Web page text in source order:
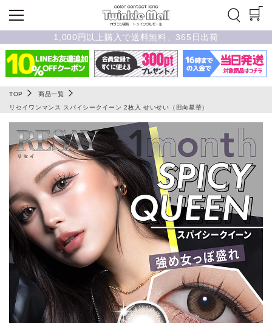
1,000円以上購入で送料無料、365日出荷
TOP
商品一覧
リセイワンマンス スパイシークイーン 2枚入 せいせい（田向星華）